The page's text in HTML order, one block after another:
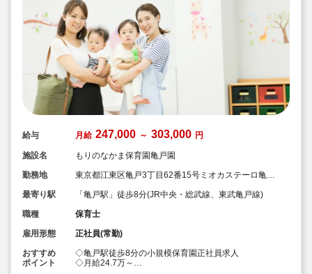
給与 月給 247,000 ～ 303,000 円
施設名
もりのなかま保育園亀戸園
勤務地
東京都江東区亀戸3丁目62番15号ミオカステーロ亀戸
最寄り駅
「亀戸駅」徒歩8分(JR中央・総武線、東武亀戸線)
職種
保育士
雇用形態
正社員(常勤)
おすすめ
ポイント
◇亀戸駅徒歩8分の小規模保育園正社員求人
◇月給24.7万～